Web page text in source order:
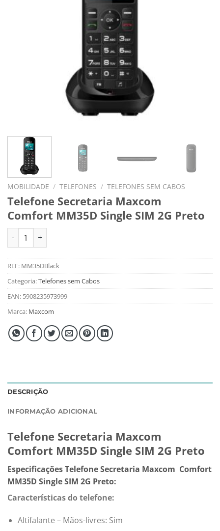
MOBILIDADE / TELEFONES / TELEFONES SEM CABOS
Telefone Secretaria Maxcom
Comfort MM35D Single SIM 2G Preto
Quantidade de Telefone Secretaria Maxcom Comfort MM35D
REF: MM35DBlack
Categoria:Telefones sem Cabos
EAN: 5908235973999
Marca: Maxcom
DESCRIÇÃO
INFORMAÇÃO ADICIONAL
Telefone Secretaria Maxcom
Comfort MM35D Single SIM 2G Preto
Especificações Telefone Secretaria Maxcom Comfort
MM35D Single SIM 2G Preto:
Características do telefone:
Altifalante – Mãos-livres: Sim